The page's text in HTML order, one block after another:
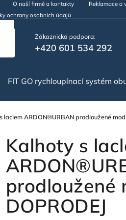
O naší firmě a kontakty
Reklamace a
ochrany osobních údajů
Zákaznická podpora:
+420 601 534 292
FIT GO rychloupínací systém
laclem ARDON®URBAN prodloužené
Kalhoty s
prodloužené
DOPRODEJ